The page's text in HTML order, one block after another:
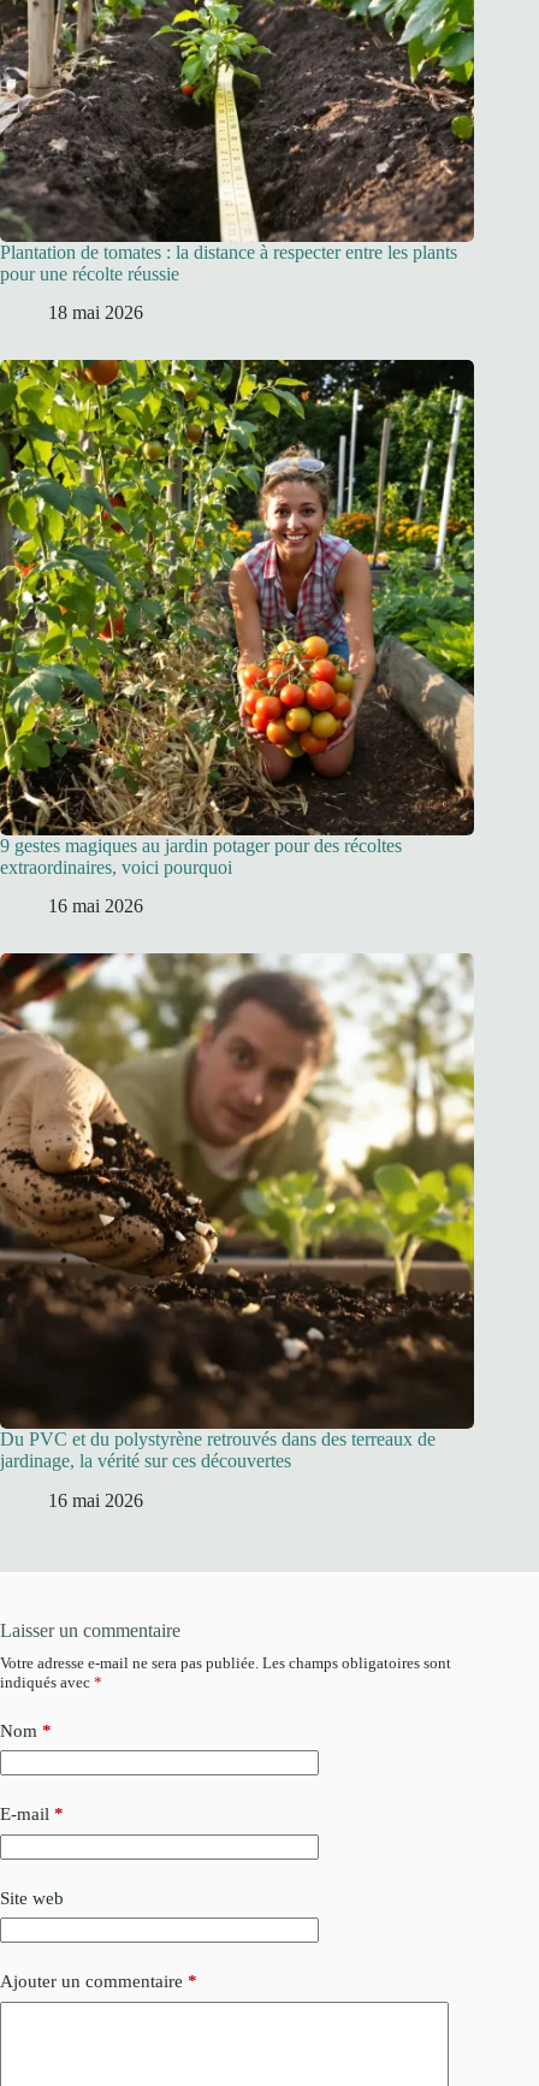
Plantation de tomates : la distance à respecter entre les plants
pour une récolte réussie
18 mai 2026
9 gestes magiques au jardin potager pour des récoltes
extraordinaires, voici pourquoi
16 mai 2026
Du PVC et du polystyrène retrouvés dans des terreaux de
jardinage, la vérité sur ces découvertes
16 mai 2026
Laisser un commentaire
Votre adresse e-mail ne sera pas publiée. Les champs obligatoires sont
indiqués avec *
Nom *
E-mail *
Site web
Ajouter un commentaire *